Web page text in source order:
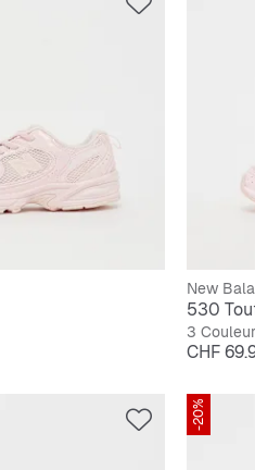
New
530
3
Prix
CHF
-20%